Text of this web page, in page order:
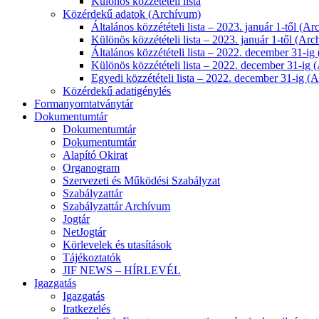
Közérdekű adatok (Archívum)
Általános közzétételi lista – 2023. január 1-től
Különös közzétételi lista – 2023. január 1-től
Általános közzétételi lista – 2022. december 31-
Különös közzétételi lista – 2022. december 31-ig
Egyedi közzétételi lista – 2022. december 31-ig
Közérdekű adatigénylés
Formanyomtatványtár
Dokumentumtár
Dokumentumtár
Dokumentumtár
Alapító Okirat
Organogram
Szervezeti és Működési Szabályzat
Szabályzattár
Szabályzattár Archívum
Jogtár
NetJogtár
Körlevelek és utasítások
Tájékoztatók
JIF NEWS – HÍRLEVÉL
Igazgatás
Igazgatás
Iratkezelés